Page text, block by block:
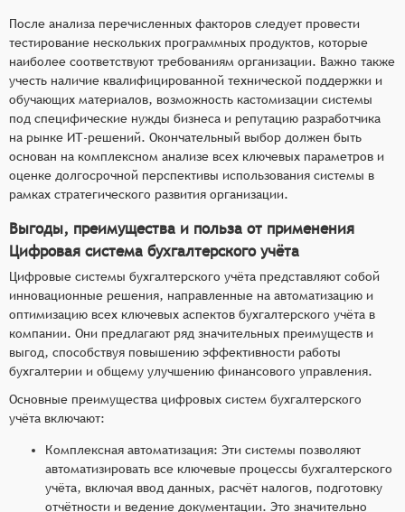
После анализа перечисленных факторов следует провести
тестирование нескольких программных продуктов, которые
наиболее соответствуют требованиям организации. Важно также
учесть наличие квалифицированной технической поддержки и
обучающих материалов, возможность кастомизации системы
под специфические нужды бизнеса и репутацию разработчика
на рынке ИТ-решений. Окончательный выбор должен быть
основан на комплексном анализе всех ключевых параметров и
оценке долгосрочной перспективы использования системы в
рамках стратегического развития организации.
Выгоды, преимущества и польза от применения
Цифровая система бухгалтерского учёта
Цифровые системы бухгалтерского учёта представляют собой
инновационные решения, направленные на автоматизацию и
оптимизацию всех ключевых аспектов бухгалтерского учёта в
компании. Они предлагают ряд значительных преимуществ и
выгод, способствуя повышению эффективности работы
бухгалтерии и общему улучшению финансового управления.
Основные преимущества цифровых систем бухгалтерского
учёта включают:
Комплексная автоматизация: Эти системы позволяют
автоматизировать все ключевые процессы бухгалтерского
учёта, включая ввод данных, расчёт налогов, подготовку
отчётности и ведение документации. Это значительно